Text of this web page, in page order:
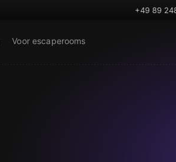
+49 89
Voor escaperooms